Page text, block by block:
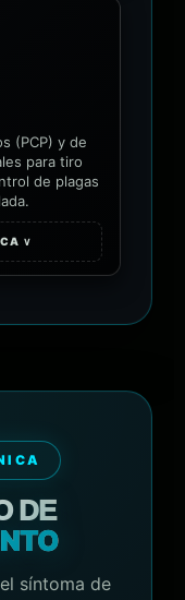
(PCP) y de
para tiro
de plagas
∨
DE
síntoma de